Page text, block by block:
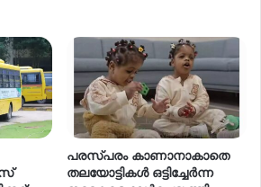
പരസ്പരം കാണാനാകാതെ
തലയോട്ടികൾ ഒട്ടിച്ചേർന്ന